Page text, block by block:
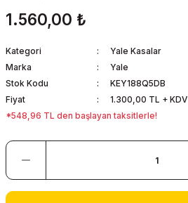
1.560,00 ₺
Kategori
Yale Kasalar
Marka
Yale
Stok Kodu
KEY188Q5DB
Fiyat
1.300,00 TL + KDV
*548,96 TL den başlayan taksitlerle!